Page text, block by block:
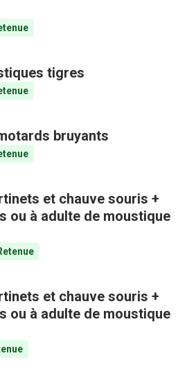
tigres
bruyants
et chauve souris +
ou à adulte de moustique
et chauve souris +
ou à adulte de moustique